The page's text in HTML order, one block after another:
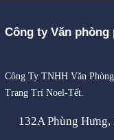
Công ty Văn phòng
Công Ty TNHH Văn
Trang Trí Noel-Tết.
132A Phùng